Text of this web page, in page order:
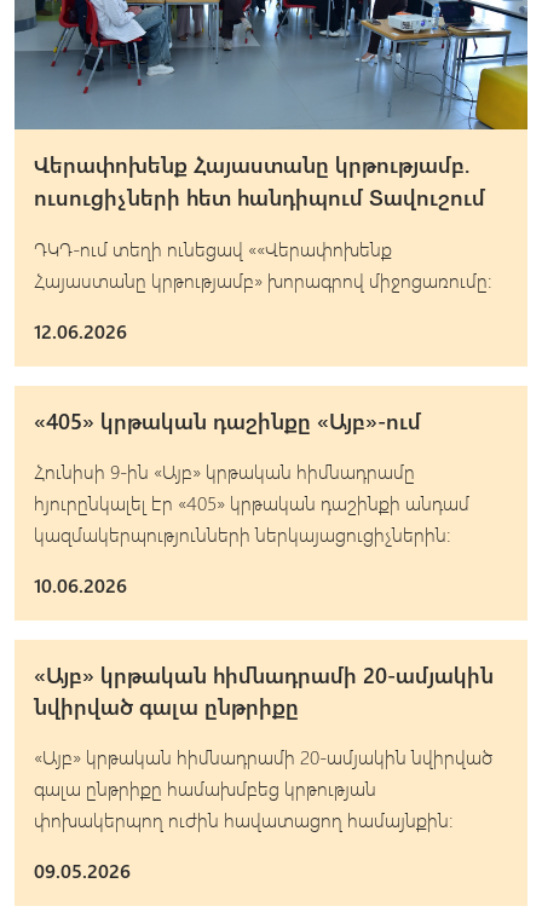
Վերափոխենք Հայաստանը կրթությամբ.
ուսուցիչների հետ հանդիպում Տավուշում
ԴԿԴ-ում տեղի ունեցավ ««Վերափոխենք
Հայաստանը կրթությամբ» խորագրով միջոցառումը։
12.06.2026
«405» կրթական դաշինքը «Այբ»-ում
Հունիսի 9-ին «Այբ» կրթական հիմնադրամը
հյուրընկալել էր «405» կրթական դաշինքի անդամ
կազմակերպությունների ներկայացուցիչներին։
10.06.2026
«Այբ» կրթական հիմնադրամի 20-ամյակին
նվիրված գալա ընթրիքը
«Այբ» կրթական հիմնադրամի 20-ամյակին նվիրված
գալա ընթրիքը համախմբեց կրթության
փոխակերպող ուժին հավատացող համայնքին։
09.05.2026